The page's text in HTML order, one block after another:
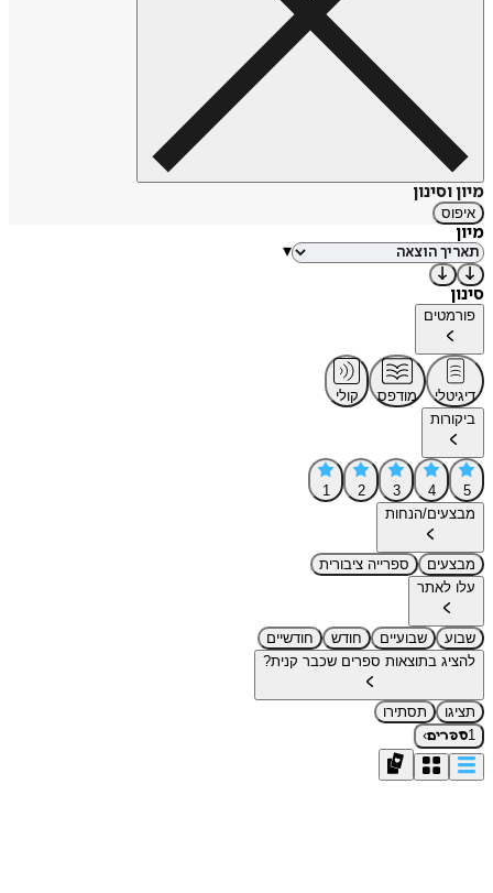
מיון וסינון
איפוס
מיון
▾
סינון
פורמטים
דיגיטלי מודפס
קולי
ביקורות
5
4
3
2
1
מבצעים/הנחות
מבצעים
ספרייה ציבורית
עלו לאתר
שבוע שבועיים חודש
חודשיים
להציג בתוצאות ספרים שכבר קנית?
תציגו
תסתירו
1ספרים›